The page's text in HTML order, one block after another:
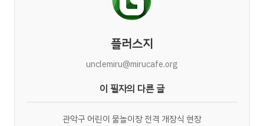
플러스지
unclemiru@mirucafe.org
이 필자의 다른 글
관악구 어린이 물놀이장 전격 개장식 현장